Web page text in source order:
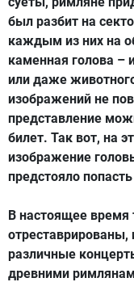
был разбит на
каждым из них на
каменная голова –
или даже
изображений не
представление
билет. Так вот, на
изображение
предстояло
В настоящее
отреставрированы,
различные
древними